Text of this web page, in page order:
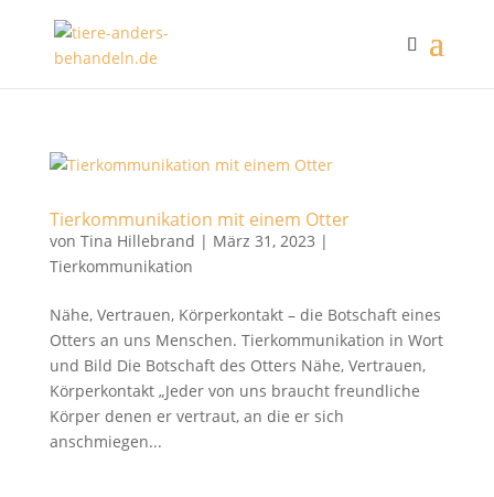
Tierkommunikation mit einem Otter
von Tina Hillebrand | März 31, 2023 |
Tierkommunikation
Nähe, Vertrauen, Körperkontakt – die Botschaft eines
Otters an uns Menschen. Tierkommunikation in Wort
und Bild Die Botschaft des Otters Nähe, Vertrauen,
Körperkontakt „Jeder von uns braucht freundliche
Körper denen er vertraut, an die er sich
anschmiegen...